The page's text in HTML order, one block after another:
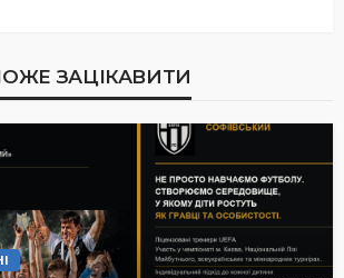
ЗАЦІКАВИТИ